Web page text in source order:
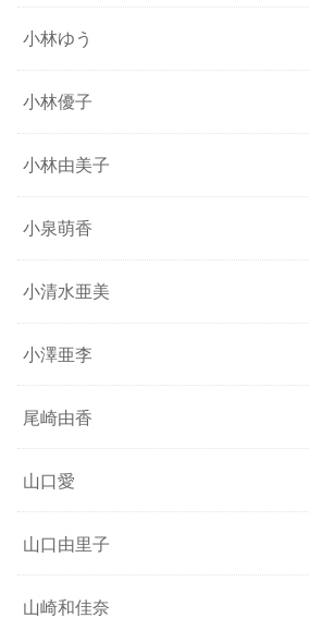
小林ゆう
小林優子
小林由美子
小泉萌香
小清水亜美
小澤亜李
尾崎由香
山口愛
山口由里子
山崎和佳奈